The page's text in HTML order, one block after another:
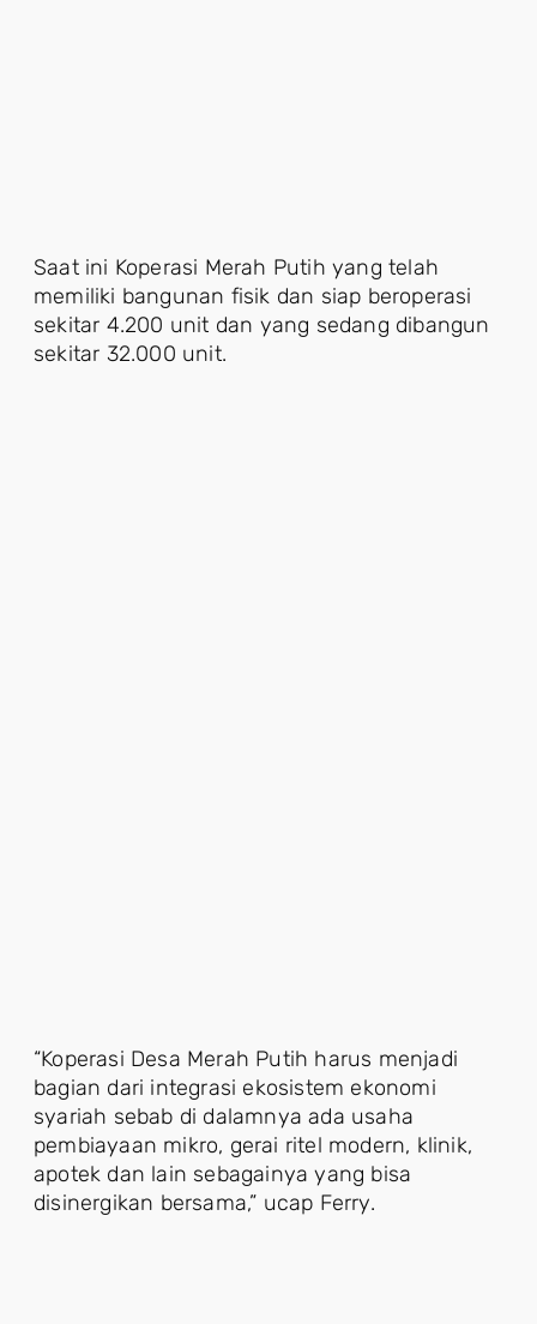
Saat ini Koperasi Merah Putih yang telah
memiliki bangunan fisik dan siap beroperasi
sekitar 4.200 unit dan yang sedang dibangun
sekitar 32.000 unit.
“Koperasi Desa Merah Putih harus menjadi
bagian dari integrasi ekosistem ekonomi
syariah sebab di dalamnya ada usaha
pembiayaan mikro, gerai ritel modern, klinik,
apotek dan lain sebagainya yang bisa
disinergikan bersama,” ucap Ferry.